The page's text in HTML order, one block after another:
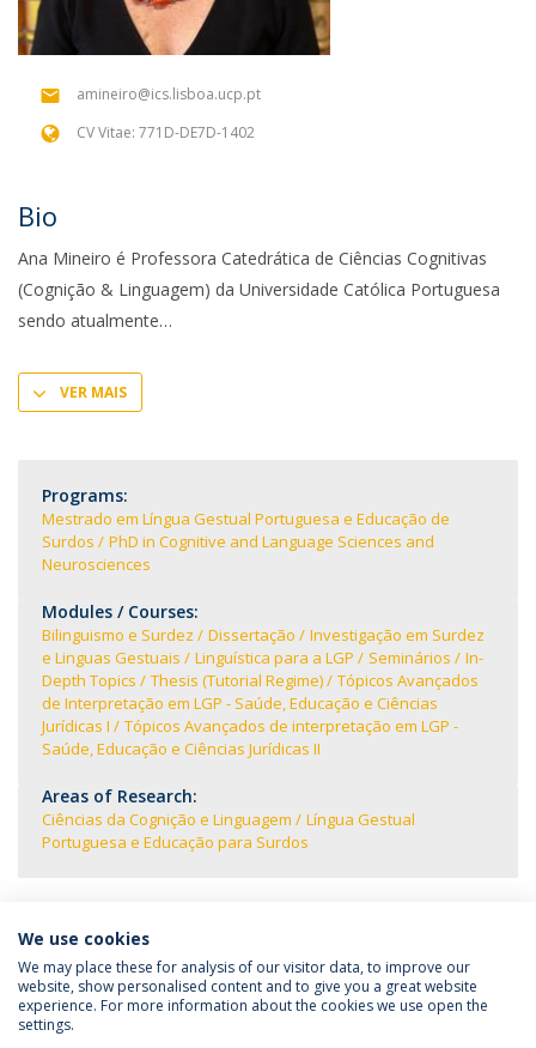
amineiro@ics.lisboa.ucp.pt
CV Vitae: 771D-DE7D-1402
Bio
Ana Mineiro é Professora Catedrática de Ciências Cognitivas
(Cognição & Linguagem) da Universidade Católica Portuguesa
sendo atualmente
VER MAIS
Programs:
Mestrado em Língua Gestual Portuguesa e Educação de
Surdos
PhD in Cognitive and Language Sciences and
Neurosciences
Modules / Courses:
Bilinguismo e Surdez Dissertação
Investigação em Surdez
e Linguas Gestuais
Linguística para a LGP Seminários
In-
Depth Topics
Thesis (Tutorial Regime)
Tópicos Avançados
de Interpretação em LGP - Saúde, Educação e Ciências
Jurídicas I
Tópicos Avançados de interpretação em LGP -
Saúde, Educação e Ciências Jurídicas II
Areas of Research:
Ciências da Cognição e Linguagem
Língua Gestual
Portuguesa e Educação para Surdos
Política de Privacidade
Termos e Condições
We use cookies
We may place these for analysis of our visitor data, to improve our
website, show personalised content and to give you a great website
experience. For more information about the cookies we use open the
settings.